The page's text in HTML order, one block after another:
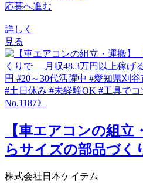
応募へ進む
詳しく
見る
【車エアコンの組立
らサイズの部品づ
株式会社日本ケイテム